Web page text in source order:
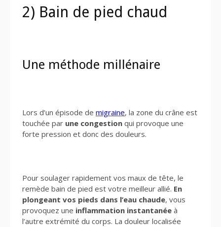
2) Bain de pied chaud
Une méthode millénaire
Lors d’un épisode de migraine, la zone du crâne est
touchée par une congestion qui provoque une
forte pression et donc des douleurs.
Pour soulager rapidement vos maux de tête, le
remède bain de pied est votre meilleur allié. En
plongeant vos pieds dans l’eau chaude, vous
provoquez une inflammation instantanée à
l’autre extrémité du corps. La douleur localisée